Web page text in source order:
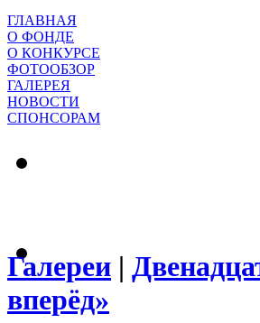
ГЛАВНАЯ
О ФОНДЕ
О КОНКУРСЕ
ФОТООБЗОР
ГАЛЕРЕЯ
НОВОСТИ
СПОНСОРАМ
Галереи |
вперёд»